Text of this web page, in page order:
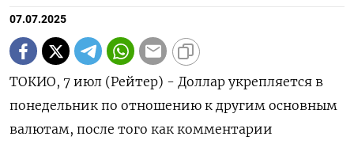
07.07.2025
ТОКИО, 7 июл (Рейтер) - Доллар укрепляется в
понедельник по отношению к другим основным
валютам, после того как комментарии